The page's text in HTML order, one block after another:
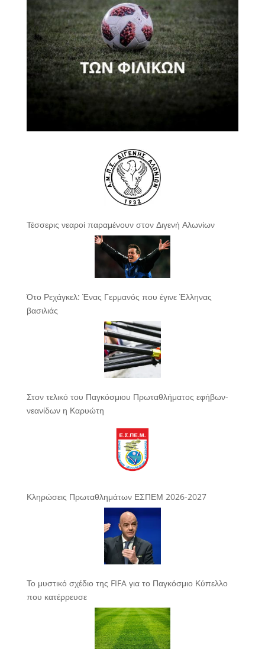
Τέσσερις νεαροί παραμένουν στον Διγενή Αλωνίων
Ότο Ρεχάγκελ: Ένας Γερμανός που έγινε Έλληνας
βασιλιάς
Στον τελικό του Παγκόσμιου Πρωταθλήματος εφήβων-
νεανίδων η Καρυώτη
Κληρώσεις Πρωταθλημάτων ΕΣΠΕΜ 2026-2027
Το μυστικό σχέδιο της FIFA για το Παγκόσμιο Κύπελλο
που κατέρρευσε